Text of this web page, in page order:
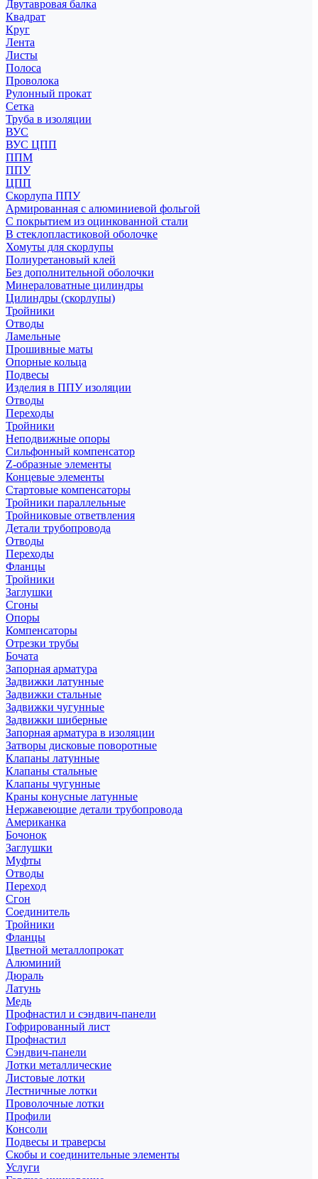
Двутавровая балка
Квадрат
Круг
Лента
Листы
Полоса
Проволока
Рулонный прокат
Сетка
Труба в изоляции
ВУС
ВУС ЦПП
ППМ
ППУ
ЦПП
Скорлупа ППУ
Армированная с алюминиевой фольгой
С покрытием из оцинкованной стали
В стеклопластиковой оболочке
Хомуты для скорлупы
Полиуретановый клей
Без дополнительной оболочки
Минераловатные цилиндры
Цилиндры (скорлупы)
Тройники
Отводы
Ламельные
Прошивные маты
Опорные кольца
Подвесы
Изделия в ППУ изоляции
Отводы
Переходы
Тройники
Неподвижные опоры
Cильфонный компенсатор
Z-образные элементы
Концевые элементы
Стартовые компенсаторы
Тройники параллельные
Тройниковые ответвления
Детали трубопровода
Отводы
Переходы
Фланцы
Тройники
Заглушки
Сгоны
Опоры
Компенсаторы
Отрезки трубы
Бочата
Запорная арматура
Задвижки латунные
Задвижки стальные
Задвижки чугунные
Задвижки шиберные
Запорная арматура в изоляции
Затворы дисковые поворотные
Клапаны латунные
Клапаны стальные
Клапаны чугунные
Краны конусные латунные
Нержавеющие детали трубопровода
Американка
Бочонок
Заглушки
Муфты
Отводы
Переход
Сгон
Соединитель
Тройники
Фланцы
Цветной металлопрокат
Алюминий
Дюраль
Латунь
Медь
Профнастил и сэндвич-панели
Гофрированный лист
Профнастил
Сэндвич-панели
Лотки металлические
Листовые лотки
Лестничные лотки
Проволочные лотки
Профили
Консоли
Подвесы и траверсы
Скобы и соединительные элементы
Услуги